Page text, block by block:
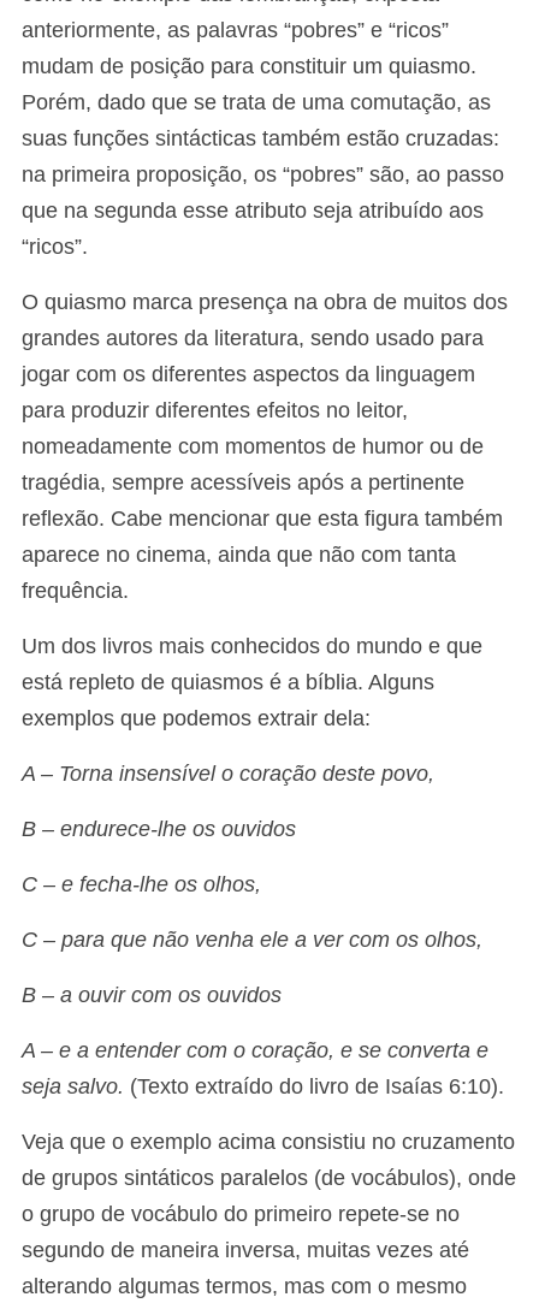
anteriormente, as palavras “pobres” e “ricos”
mudam de posição para constituir um quiasmo.
Porém, dado que se trata de uma comutação, as
suas funções sintácticas também estão cruzadas:
na primeira proposição, os “pobres” são, ao passo
que na segunda esse atributo seja atribuído aos
“ricos”.
O quiasmo marca presença na obra de muitos dos
grandes autores da literatura, sendo usado para
jogar com os diferentes aspectos da linguagem
para produzir diferentes efeitos no leitor,
nomeadamente com momentos de humor ou de
tragédia, sempre acessíveis após a pertinente
reflexão. Cabe mencionar que esta figura também
aparece no cinema, ainda que não com tanta
frequência.
Um dos livros mais conhecidos do mundo e que
está repleto de quiasmos é a bíblia. Alguns
exemplos que podemos extrair dela:
A – Torna insensível o coração deste povo,
B – endurece-lhe os ouvidos
C – e fecha-lhe os olhos,
C – para que não venha ele a ver com os olhos,
B – a ouvir com os ouvidos
A – e a entender com o coração, e se converta e
seja salvo. (Texto extraído do livro de Isaías 6:10).
Veja que o exemplo acima consistiu no cruzamento
de grupos sintáticos paralelos (de vocábulos), onde
o grupo de vocábulo do primeiro repete-se no
segundo de maneira inversa, muitas vezes até
alterando algumas termos, mas com o mesmo